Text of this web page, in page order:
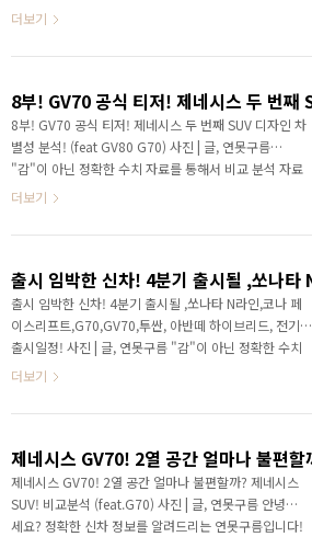
압도할 수 있을 것처럼 멋진 측면부 라인은 기..
수치 자료를 통해서 비교 분석 자료를 제시하는 연못구름
못구름입니다. 이번 주에 제네시스 두 번째 SUV GV70의
보다 세부적인 정보를 얻을 수 있습니다. 위장막 필름으
로 가려진 외부 디자인이 완전히 공개가 되었는데요! 두
터운 위장막 커버가 아닌 위장막 필름으로 가려져 있기
때문에 외부 디자인의 특징을 대부분 알아볼 수 있게 되
보니 ..
더보기
8부! GV70 공식 티저! 제네시스 두 번째 SUV 디자인 차
별성 분석! (feat GV80 G70) 사진 | 글, 연못구름
"감"이 아닌 정확한 수치 자료를 통해서 비교 분석 자료
를 제시하는 연못구름입니다! " 드디어 GV70의 공식 티
저라고요? " 도로에서 이 차량은 만난다면 바로 여기
은 없습니다^^ QR 코드를 찍고 SNS올리면 열쇠고리라
도 지급하는 이벤트를 진행했더라면 확실한 홍보가 될
텐데.... 조금 아쉬운 부분이죠! # 영상으로 보시면 보다
세부적인 정보를 얻을 수 있습니다. 안녕하세요? 정확한
차가 제네시스 GV70의 공식 티저..
더보기
출시 임박한 신차! 4분기 출시될 ,쏘나타 N라인,코나 페
이스리프트,G70,GV70,투싼, 아반떼 하이브리드, 전기차
출시일정! 사진 | 글, 연못구름 "감"이 아닌 정확한 수치
자료를 통해서 비교 분석 자료를 제시하는 연못구름입니
름입니다.올해도 작년처럼 정말 많은 신차가 많이 출시가
즐거운 한 해를 보내시고 계실 것 같네요^^ # 영상을 포
함한 콘텐츠라서 영상으로 보시길 추천합니다. GV80,
G80, 쏘렌토, 아반떼, 카니발 그리고 어제는 아반떼 하이
브리드까지 출시가 되었습니다. 내년부터는 최초의 전기
더보기
제네시스 GV70! 2열 공간 얼마나 불편할까? 제네시스
SUV! 비교분석 (feat.G70) 사진 | 글, 연못구름 안녕하
세요? 정확한 신차 정보를 알려드리는 연못구름입니다!